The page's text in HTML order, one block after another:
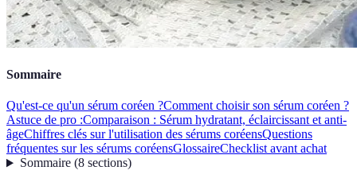
Sommaire
Qu'est-ce qu'un sérum coréen ?Comment choisir son sérum coréen ?
Astuce de pro :Comparaison : Sérum hydratant, éclaircissant et anti-
âgeChiffres clés sur l'utilisation des sérums coréensQuestions
fréquentes sur les sérums coréensGlossaireChecklist avant achat
Sommaire(8 sections)